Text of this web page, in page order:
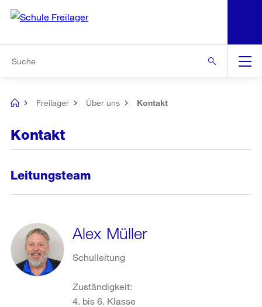
Navigation
[no
Freilager Über uns Kontakt
Kontakt
Leitungsteam
Alex Müller
Schulleitung
Zuständigkeit:
4. bis 6. Klasse